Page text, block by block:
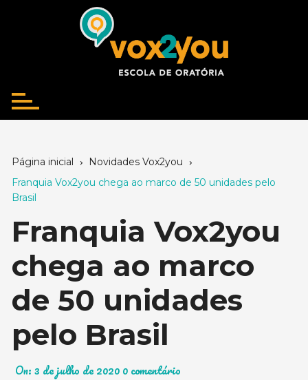
Página inicial
Novidades Vox2you
Franquia Vox2you chega ao marco de 50 unidades pelo
Brasil
Franquia Vox2you
chega ao marco
de 50 unidades
pelo Brasil
On:3 de julho de 20200 comentário